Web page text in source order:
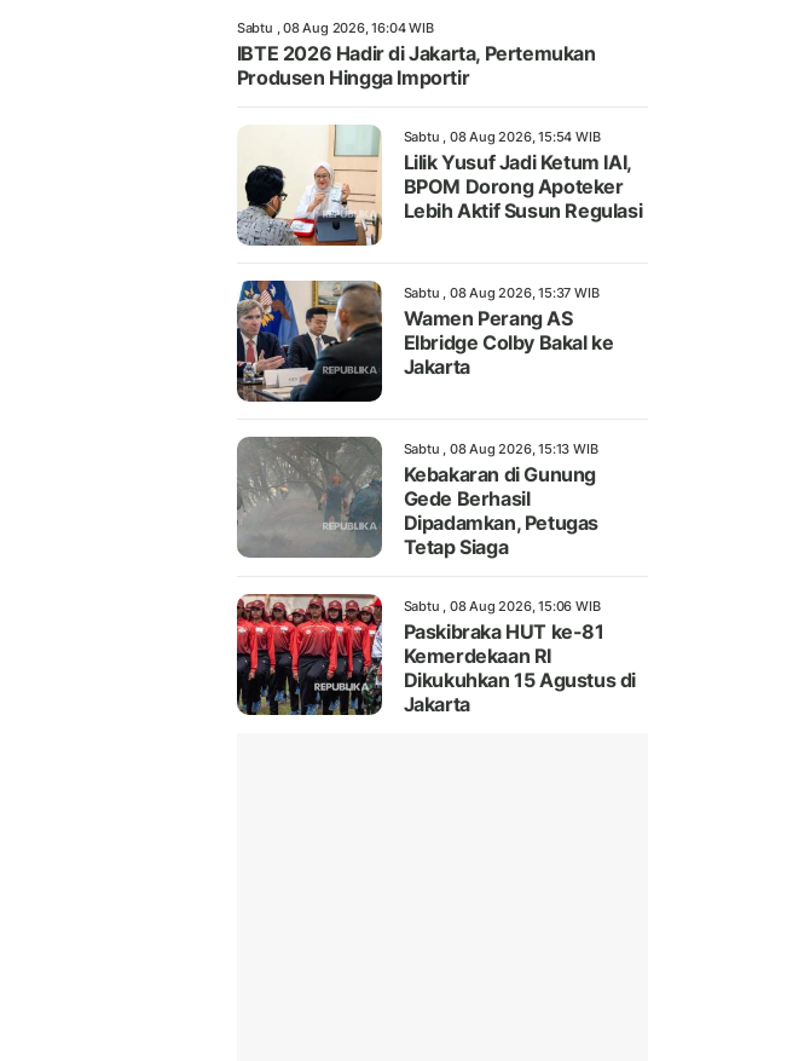
Sabtu , 08 Aug 2026, 16:04 WIB
IBTE 2026 Hadir di Jakarta, Pertemukan
Produsen Hingga Importir
Sabtu , 08 Aug 2026, 15:54 WIB
Lilik Yusuf Jadi Ketum IAI,
BPOM Dorong Apoteker
Lebih Aktif Susun Regulasi
Sabtu , 08 Aug 2026, 15:37 WIB
Wamen Perang AS
Elbridge Colby Bakal ke
Jakarta
Sabtu , 08 Aug 2026, 15:13 WIB
Kebakaran di Gunung
Gede Berhasil
Dipadamkan, Petugas
Tetap Siaga
Sabtu , 08 Aug 2026, 15:06 WIB
Paskibraka HUT ke-81
Kemerdekaan RI
Dikukuhkan 15 Agustus di
Jakarta